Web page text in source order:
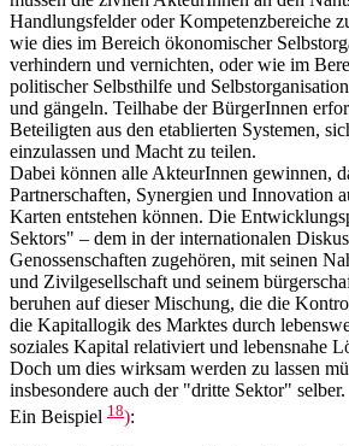
Handlungsfelder oder Kompetenzbereiche
wie dies im Bereich ökonomischer
verhindern und vernichten, oder wie im
politischer Selbsthilfe und
und gängeln. Teilhabe der BürgerInnen
Beteiligten aus den etablierten Systemen,
einzulassen und Macht zu teilen.
Dabei können alle AkteurInnen gewinnen,
Partnerschaften, Synergien und Innovation
Karten entstehen können. Die
Sektors" – dem in der internationalen
Genossenschaften zugehören, mit seinen
und Zivilgesellschaft und seinem
beruhen auf dieser Mischung, die die
die Kapitallogik des Marktes durch
soziales Kapital relativiert und lebensnahe
Doch um dies wirksam werden zu lassen
insbesondere auch der "dritte Sektor" selber.
Ein Beispiel 18):